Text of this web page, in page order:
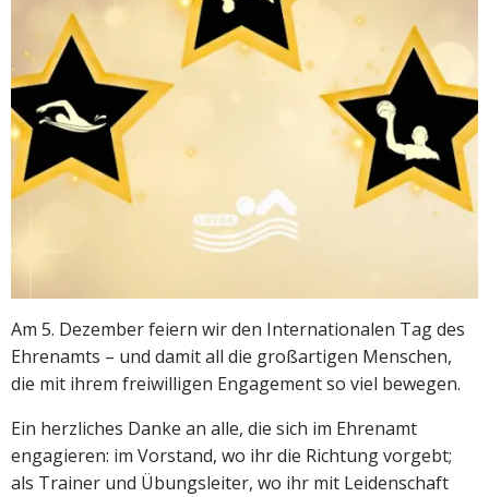
Am 5. Dezember feiern wir den Internationalen Tag des
Ehrenamts – und damit all die großartigen Menschen,
die mit ihrem freiwilligen Engagement so viel bewegen.
Ein herzliches Danke an alle, die sich im Ehrenamt
engagieren: im Vorstand, wo ihr die Richtung vorgebt;
als Trainer und Übungsleiter, wo ihr mit Leidenschaft